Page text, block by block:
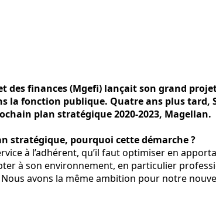
des finances (Mgefi) lançait son grand
la fonction publique. Quatre ans plus
plan stratégique 2020-2023, Magellan.
stratégique, pourquoi cette démarche ?
à l’adhérent, qu’il faut optimiser en
à son environnement, en particulier
avons la même ambition pour notre